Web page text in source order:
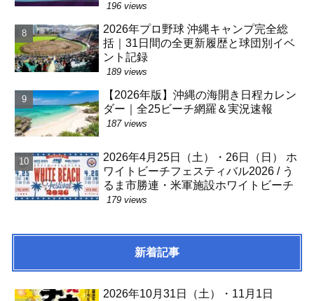
196 views
2026年プロ野球 沖縄キャンプ完全総
括｜31日間の全更新履歴と球団別イベ
ント記録
189 views
【2026年版】沖縄の海開き日程カレン
ダー｜全25ビーチ網羅＆実況速報
187 views
2026年4月25日（土）・26日（日） ホ
ワイトビーチフェスティバル2026 / う
るま市勝連・米軍施設ホワイトビーチ
179 views
新着記事
2026年10月31日（土）・11月1日